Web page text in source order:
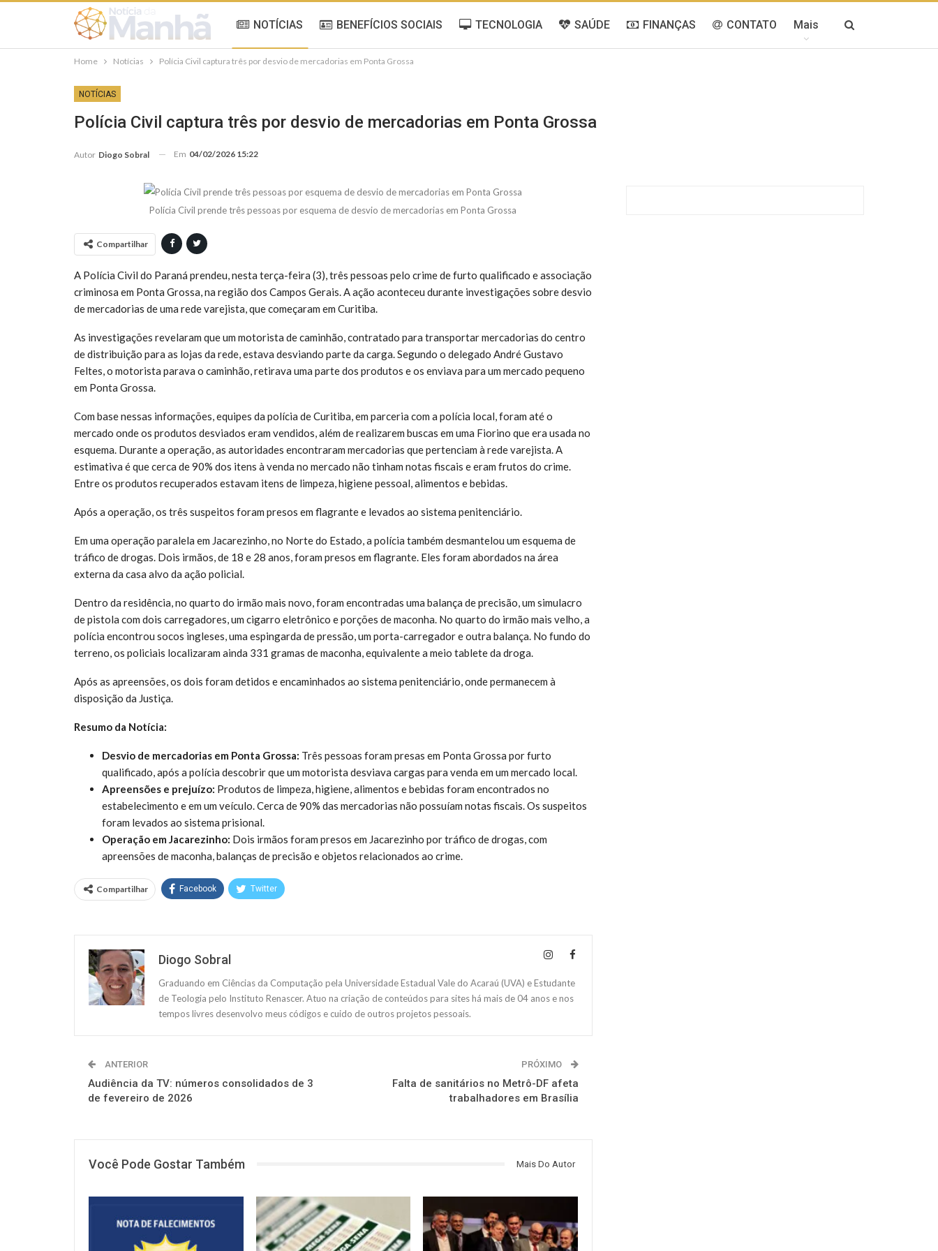
NOTÍCIAS BENEFÍCIOS SOCIAIS TECNOLOGIA SAÚDE FINANÇAS CONTATO Mais
Home Notícias Polícia Civil captura três por desvio de mercadorias em Ponta Grossa
NOTÍCIAS
Polícia Civil captura três por desvio de mercadorias em Ponta Grossa
Autor Diogo Sobral Em 04/02/2026 15:22
Polícia Civil prende três pessoas por esquema de desvio de mercadorias em Ponta Grossa
Compartilhar
A Polícia Civil do Paraná prendeu, nesta terça-feira (3), três pessoas pelo crime de furto qualificado e associação
criminosa em Ponta Grossa, na região dos Campos Gerais. A ação aconteceu durante investigações sobre desvio
de mercadorias de uma rede varejista, que começaram em Curitiba.
As investigações revelaram que um motorista de caminhão, contratado para transportar mercadorias do centro
de distribuição para as lojas da rede, estava desviando parte da carga. Segundo o delegado André Gustavo
Feltes, o motorista parava o caminhão, retirava uma parte dos produtos e os enviava para um mercado pequeno
em Ponta Grossa.
Com base nessas informações, equipes da polícia de Curitiba, em parceria com a polícia local, foram até o
mercado onde os produtos desviados eram vendidos, além de realizarem buscas em uma Fiorino que era usada no
esquema. Durante a operação, as autoridades encontraram mercadorias que pertenciam à rede varejista. A
estimativa é que cerca de 90% dos itens à venda no mercado não tinham notas fiscais e eram frutos do crime.
Entre os produtos recuperados estavam itens de limpeza, higiene pessoal, alimentos e bebidas.
Após a operação, os três suspeitos foram presos em flagrante e levados ao sistema penitenciário.
Em uma operação paralela em Jacarezinho, no Norte do Estado, a polícia também desmantelou um esquema de
tráfico de drogas. Dois irmãos, de 18 e 28 anos, foram presos em flagrante. Eles foram abordados na área
externa da casa alvo da ação policial.
Dentro da residência, no quarto do irmão mais novo, foram encontradas uma balança de precisão, um simulacro
de pistola com dois carregadores, um cigarro eletrônico e porções de maconha. No quarto do irmão mais velho, a
polícia encontrou socos ingleses, uma espingarda de pressão, um porta-carregador e outra balança. No fundo do
terreno, os policiais localizaram ainda 331 gramas de maconha, equivalente a meio tablete da droga.
Após as apreensões, os dois foram detidos e encaminhados ao sistema penitenciário, onde permanecem à
disposição da Justiça.
Resumo da Notícia:
Desvio de mercadorias em Ponta Grossa: Três pessoas foram presas em Ponta Grossa por furto
qualificado, após a polícia descobrir que um motorista desviava cargas para venda em um mercado local.
Apreensões e prejuízo: Produtos de limpeza, higiene, alimentos e bebidas foram encontrados no
estabelecimento e em um veículo. Cerca de 90% das mercadorias não possuíam notas fiscais. Os suspeitos
foram levados ao sistema prisional.
Operação em Jacarezinho: Dois irmãos foram presos em Jacarezinho por tráfico de drogas, com
apreensões de maconha, balanças de precisão e objetos relacionados ao crime.
Compartilhar Facebook Twitter
Diogo Sobral
Graduando em Ciências da Computação pela Universidade Estadual Vale do Acaraú (UVA) e Estudante
de Teologia pelo Instituto Renascer. Atuo na criação de conteúdos para sites há mais de 04 anos e nos
tempos livres desenvolvo meus códigos e cuido de outros projetos pessoais.
ANTERIOR
Audiência da TV: números consolidados de 3
de fevereiro de 2026
PRÓXIMO
Falta de sanitários no Metrô-DF afeta
trabalhadores em Brasília
Você Pode Gostar Também Mais Do Autor
NOTÍCIAS